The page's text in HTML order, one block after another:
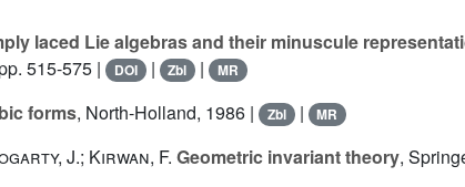
laced Lie algebras and their minuscule
515-575 |
DOI | Zbl | MR
forms, North-Holland, 1986 | Zbl | MR
J.; Kirwan, F. Geometric invariant theory,